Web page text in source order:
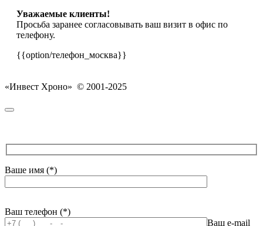
Уважаемые клиенты!
Просьба заранее согласовывать ваш визит в офис по
телефону.
{{option/телефон_москва}}
«Инвест Хроно» © 2001-2025
Ваше имя (*)
Ваш телефон (*)
Ваш e-mail